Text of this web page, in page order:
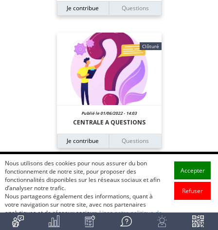
Je contribue Questions
Clôturé
Publié le 01/06/2022 - 14:03
CENTRALE A QUESTIONS
Je contribue Questions
Nous utilisons des cookies pour nous assurer du bon
fonctionnement de notre site, pour proposer des
fonctionnalités disponibles sur les réseaux sociaux et afin
d’analyser notre trafic.
Nous partageons également des informations, quant à
votre navigation sur notre site, avec nos partenaires
analytiques et de réseaux sociaux.Lisez notre politique de
cookie.
Accepter
Refuser